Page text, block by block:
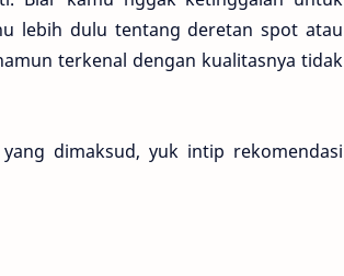
lebih dulu tentang deretan spot atau
terkenal dengan kualitasnya tidak
dimaksud, yuk intip rekomendasi